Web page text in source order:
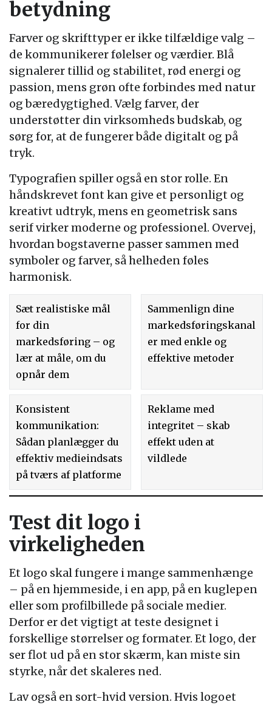
betydning
Farver og skrifttyper er ikke tilfældige valg –
de kommunikerer følelser og værdier. Blå
signalerer tillid og stabilitet, rød energi og
passion, mens grøn ofte forbindes med natur
og bæredygtighed. Vælg farver, der
understøtter din virksomheds budskab, og
sørg for, at de fungerer både digitalt og på
tryk.
Typografien spiller også en stor rolle. En
håndskrevet font kan give et personligt og
kreativt udtryk, mens en geometrisk sans
serif virker moderne og professionel. Overvej,
hvordan bogstaverne passer sammen med
symboler og farver, så helheden føles
harmonisk.
Sæt realistiske mål
for din
markedsføring – og
lær at måle, om du
opnår dem
Sammenlign dine
markedsføringskanal
er med enkle og
effektive metoder
Konsistent
kommunikation:
Sådan planlægger du
effektiv medieindsats
på tværs af platforme
Reklame med
integritet – skab
effekt uden at
vildlede
Test dit logo i
virkeligheden
Et logo skal fungere i mange sammenhænge
– på en hjemmeside, i en app, på en kuglepen
eller som profilbillede på sociale medier.
Derfor er det vigtigt at teste designet i
forskellige størrelser og formater. Et logo, der
ser flot ud på en stor skærm, kan miste sin
styrke, når det skaleres ned.
Lav også en sort-hvid version. Hvis logoet